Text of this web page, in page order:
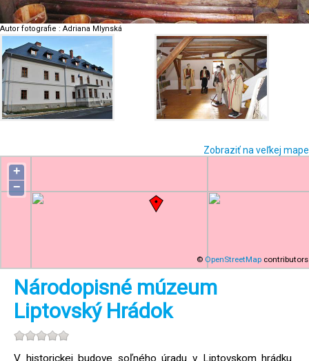
Autor fotografie : Adriana Mlynská
Zobraziť na veľkej mape
+
−
© OpenStreetMap contributors
Národopisné múzeum
Liptovský Hrádok
V historickej budove soľného úradu v Liptovskom hrádku